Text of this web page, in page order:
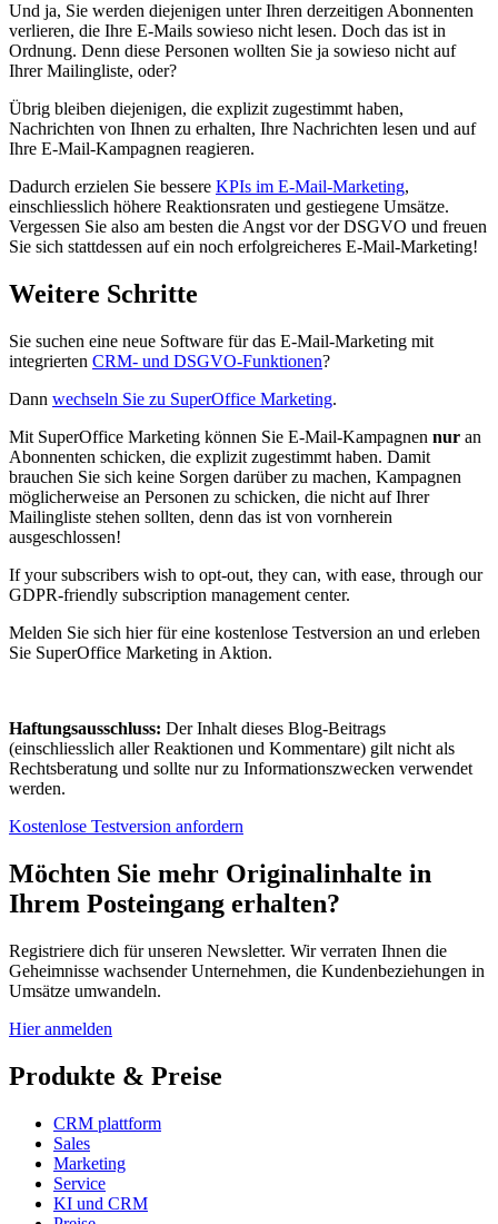
Und ja, Sie werden diejenigen unter Ihren derzeitigen Abonnenten
verlieren, die Ihre E-Mails sowieso nicht lesen. Doch das ist in
Ordnung. Denn diese Personen wollten Sie ja sowieso nicht auf
Ihrer Mailingliste, oder?
Übrig bleiben diejenigen, die explizit zugestimmt haben,
Nachrichten von Ihnen zu erhalten, Ihre Nachrichten lesen und auf
Ihre E-Mail-Kampagnen reagieren.
Dadurch erzielen Sie bessere KPIs im E-Mail-Marketing,
einschliesslich höhere Reaktionsraten und gestiegene Umsätze.
Vergessen Sie also am besten die Angst vor der DSGVO und freuen
Sie sich stattdessen auf ein noch erfolgreicheres E-Mail-Marketing!
Weitere Schritte
Sie suchen eine neue Software für das E-Mail-Marketing mit
integrierten CRM- und DSGVO-Funktionen?
Dann wechseln Sie zu SuperOffice Marketing.
Mit SuperOffice Marketing können Sie E-Mail-Kampagnen nur an
Abonnenten schicken, die explizit zugestimmt haben. Damit
brauchen Sie sich keine Sorgen darüber zu machen, Kampagnen
möglicherweise an Personen zu schicken, die nicht auf Ihrer
Mailingliste stehen sollten, denn das ist von vornherein
ausgeschlossen!
If your subscribers wish to opt-out, they can, with ease, through our
GDPR-friendly subscription management center.
Melden Sie sich hier für eine kostenlose Testversion an und erleben
Sie SuperOffice Marketing in Aktion.
Haftungsausschluss: Der Inhalt dieses Blog-Beitrags
(einschliesslich aller Reaktionen und Kommentare) gilt nicht als
Rechtsberatung und sollte nur zu Informationszwecken verwendet
werden.
Kostenlose Testversion anfordern
Möchten Sie mehr Originalinhalte in
Ihrem Posteingang erhalten?
Registriere dich für unseren Newsletter. Wir verraten Ihnen die
Geheimnisse wachsender Unternehmen, die Kundenbeziehungen in
Umsätze umwandeln.
Hier anmelden
Produkte & Preise
CRM plattform
Sales
Marketing
Service
KI und CRM